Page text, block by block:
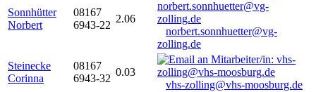
Sonnhütter
Norbert
08167
6943-22
2.06
norbert.sonnhuetter@vg-
zolling.de
Steinecke
Corinna
08167
6943-32
0.03
vhs-zolling@vhs-moosburg.de